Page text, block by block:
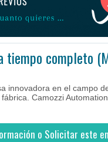
tiempo completo
innovadora en el campo
Camozzi
o Solicitar este